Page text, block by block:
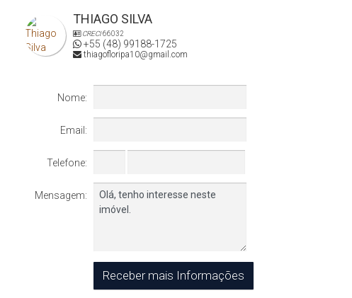
THIAGO SILVA
CRECI66032
+55 (48) 99188-1725
thiagofloripa10@gmail.com
Nome:
Email:
Telefone:
Mensagem: